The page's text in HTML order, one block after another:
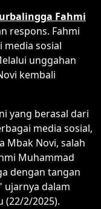
Fahmi
respons. Fahmi
sosial
unggahan
kembali
yang berasal dari
media sosial,
Mbak Novi, salah
Muhammad
dengan tangan
ujarnya dalam
(22/2/2025).